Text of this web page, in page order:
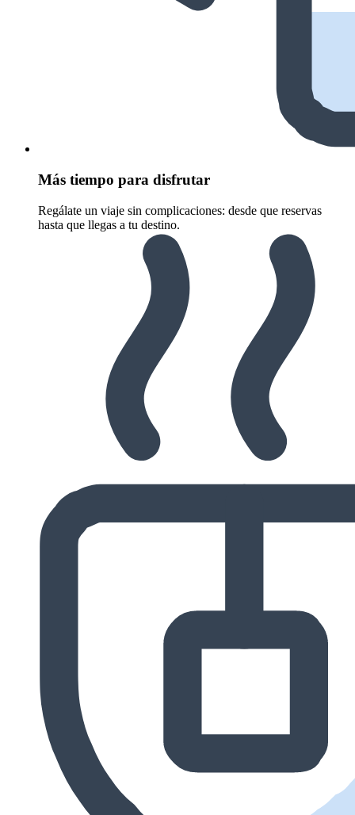
Más tiempo para disfrutar
Regálate un viaje sin complicaciones: desde que reservas
hasta que llegas a tu destino.